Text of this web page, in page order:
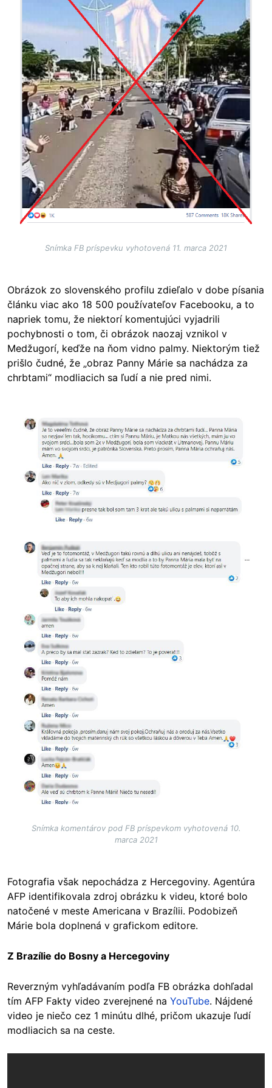
Snímka FB príspevku vyhotovená 11. marca 2021
Obrázok zo slovenského profilu zdieľalo v dobe písania
článku viac ako 18 500 používateľov Facebooku, a to
napriek tomu, že niektorí komentujúci vyjadrili
pochybnosti o tom, či obrázok naozaj vznikol v
Medžugorí, keďže na ňom vidno palmy. Niektorým tiež
prišlo čudné, že „obraz Panny Márie sa nachádza za
chrbtami“ modliacich sa ľudí a nie pred nimi.
Image
Image
Snímka komentárov pod FB príspevkom vyhotovená 10.
marca 2021
Fotografia však nepochádza z Hercegoviny. Agentúra
AFP identifikovala zdroj obrázku k videu, ktoré bolo
natočené v meste Americana v Brazílii. Podobizeň
Márie bola doplnená v grafickom editore.
Z Brazílie do Bosny a Hercegoviny
Reverzným vyhľadávaním podľa FB obrázka dohľadal
tím AFP Fakty video zverejnené na YouTube. Nájdené
video je niečo cez 1 minútu dlhé, pričom ukazuje ľudí
modliacich sa na ceste.